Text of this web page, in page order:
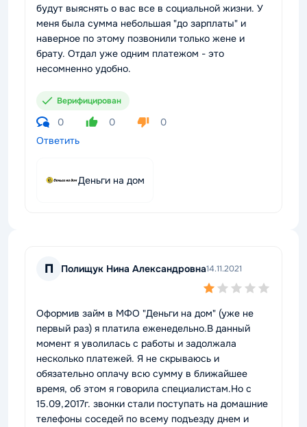
будут выяснять о вас все в социальной жизни. У
меня была сумма небольшая "до зарплаты" и
наверное по этому позвонили только жене и
брату. Отдал уже одним платежом - это
несомненно удобно.
Верифицирован
0 0
0
Ответить
Деньги на дом
П Полищук Нина Александровна14.11.2021
Оформив займ в МФО "Деньги на дом" (уже не
первый раз) я платила еженедельно.В данный
момент я уволилась с работы и задолжала
несколько платежей. Я не скрываюсь и
обязательно оплачу всю сумму в ближайшее
время, об этом я говорила специалистам.Но с
15.09,2017г. звонки стали поступать на домашние
телефоны соседей по всему подъезду днем и